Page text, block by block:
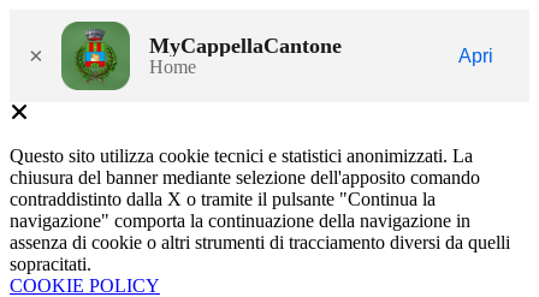
× MyCappellaCantone
Home
Apri
Questo sito utilizza cookie tecnici e statistici anonimizzati. La
chiusura del banner mediante selezione dell'apposito comando
contraddistinto dalla X o tramite il pulsante "Continua la
navigazione" comporta la continuazione della navigazione in
assenza di cookie o altri strumenti di tracciamento diversi da quelli
sopracitati.
COOKIE POLICY